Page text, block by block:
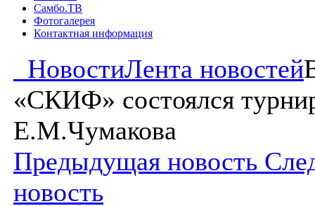
Самбо.ТВ
Фотогалерея
Контактная информация
НовостиЛента новостей
«СКИФ» состоялся
Е.М.Чумакова
Предыдущая новость
новость